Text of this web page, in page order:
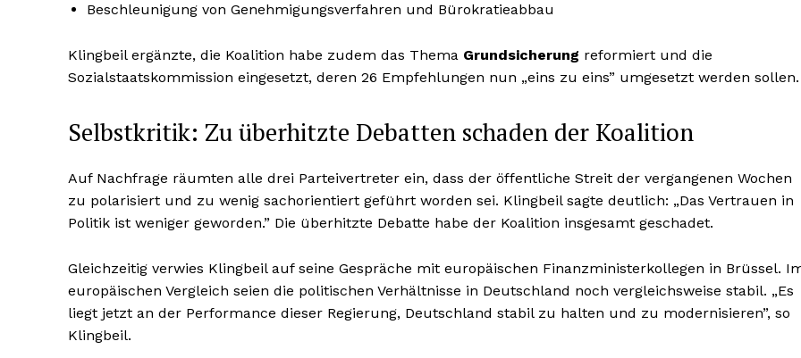
Beschleunigung von Genehmigungsverfahren und Bürokratieabbau
Klingbeil ergänzte, die Koalition habe zudem das Thema Grundsicherung reformiert und die
Sozialstaatskommission eingesetzt, deren 26 Empfehlungen nun „eins zu eins” umgesetzt werden sollen.
Selbstkritik: Zu überhitzte Debatten schaden der Koalition
Auf Nachfrage räumten alle drei Parteivertreter ein, dass der öffentliche Streit der vergangenen Wochen
zu polarisiert und zu wenig sachorientiert geführt worden sei. Klingbeil sagte deutlich: „Das Vertrauen in
Politik ist weniger geworden.” Die überhitzte Debatte habe der Koalition insgesamt geschadet.
Gleichzeitig verwies Klingbeil auf seine Gespräche mit europäischen Finanzministerkollegen in Brüssel.
europäischen Vergleich seien die politischen Verhältnisse in Deutschland noch vergleichsweise stabil. „Es
liegt jetzt an der Performance dieser Regierung, Deutschland stabil zu halten und zu modernisieren”, so
Klingbeil.